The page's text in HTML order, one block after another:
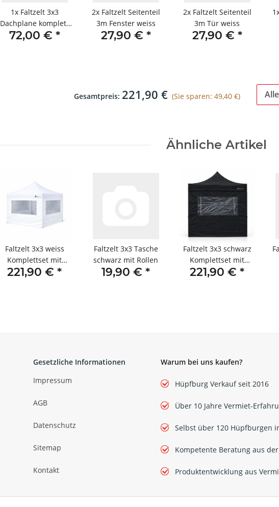
1x Faltzelt 3x3
Dachplane komplett
weiss
72,00 € *
2x Faltzelt Seitenteil
3m Fenster weiss
27,90 € *
2x Faltzelt Seitenteil
3m Tür weiss
27,90 € *
Gesamtpreis: 221,90 € (Sie sparen: 49,40 €)
Ähnliche Artikel
Faltzelt 3x3 weiss
Komplettset mit
Seitenteilen
221,90 € *
Faltzelt 3x3 Tasche
schwarz mit Rollen
19,90 € *
Faltzelt 3x3 schwarz
Komplettset mit
Seitenteilen
221,90 € *
Gesetzliche Informationen
Impressum
AGB
Datenschutz
Sitemap
Kontakt
Warum bei uns kaufen?
Hüpfburg Verkauf seit 2016
Über 10 Jahre Vermiet-
Selbst über 120 Hüpfburgen
Kompetente Beratung aus
Produktentwicklung aus
-